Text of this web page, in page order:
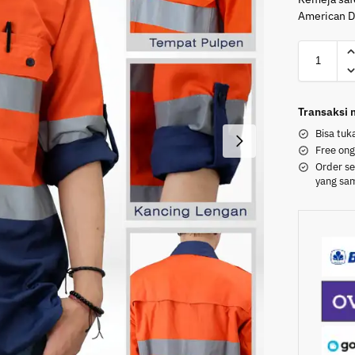
American
Transaksi
Bisa
Free
Order
yang